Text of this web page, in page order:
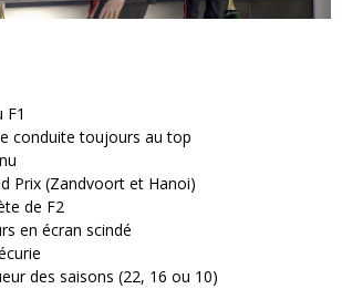
F1
conduite toujours au top
Prix (Zandvoort et Hanoi)
de F2
en écran scindé
des saisons (22, 16 ou 10)